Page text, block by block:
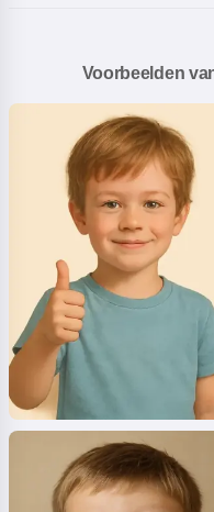
Voorbeelden